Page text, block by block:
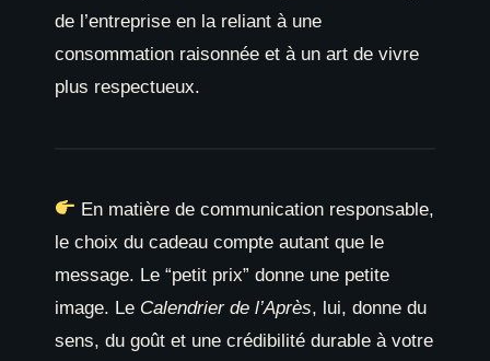
de l’entreprise en la reliant à une
consommation raisonnée et à un art de vivre
plus respectueux.
En matière de communication responsable,
le choix du cadeau compte autant que le
message. Le “petit prix” donne une petite
image. Le Calendrier de l’Après, lui, donne du
sens, du goût et une crédibilité durable à votre